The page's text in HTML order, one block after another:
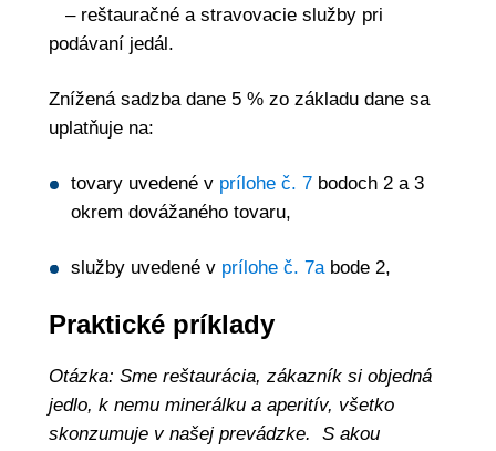
– reštauračné a stravovacie služby pri
podávaní jedál.
Znížená sadzba dane 5 % zo základu dane sa
uplatňuje na:
tovary uvedené vprílohe č. 7bodoch 2 a 3
okrem dovážaného tovaru,
služby uvedené vprílohe č. 7abode 2,
Praktické príklady
Otázka: Sme reštaurácia, zákazník si objedná
jedlo, k nemu minerálku a aperitív, všetko
skonzumuje v našej prevádzke. S akou